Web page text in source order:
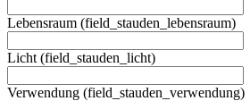
Lebensraum (field_stauden_lebensraum)
Licht (field_stauden_licht)
Verwendung (field_stauden_verwendung)